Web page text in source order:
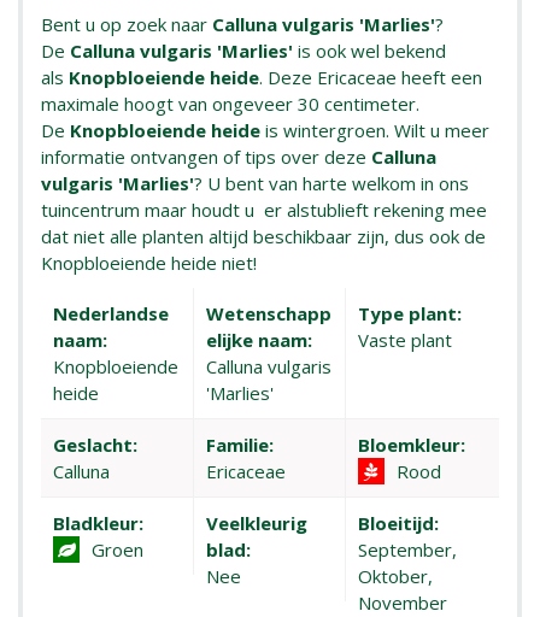
Bent u op zoek naar Calluna vulgaris 'Marlies'?
De Calluna vulgaris 'Marlies' is ook wel bekend
als Knopbloeiende heide. Deze Ericaceae heeft een
maximale hoogt van ongeveer 30 centimeter.
De Knopbloeiende heide is wintergroen. Wilt u meer
informatie ontvangen of tips over deze Calluna
vulgaris 'Marlies'? U bent van harte welkom in ons
tuincentrum maar houdt u er alstublieft rekening mee
dat niet alle planten altijd beschikbaar zijn, dus ook de
Knopbloeiende heide niet!
Nederlandse
naam:
Knopbloeiende
heide
Wetenschapp
elijke naam:
Calluna vulgaris
'Marlies'
Type plant:
Vaste plant
Geslacht:
Calluna
Familie:
Ericaceae
Bloemkleur:
Rood
Bladkleur:
Groen
Veelkleurig
blad:
Nee
Bloeitijd:
September,
Oktober,
November